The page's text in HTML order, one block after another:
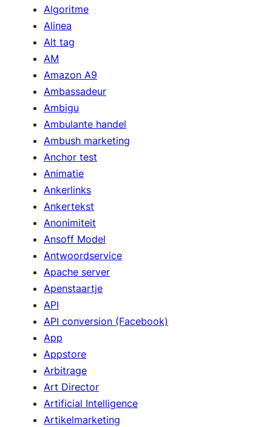
Algoritme
Alinea
Alt tag
AM
Amazon A9
Ambassadeur
Ambigu
Ambulante handel
Ambush marketing
Anchor test
Animatie
Ankerlinks
Ankertekst
Anonimiteit
Ansoff Model
Antwoordservice
Apache server
Apenstaartje
API
API conversion (Facebook)
App
Appstore
Arbitrage
Art Director
Artificial Intelligence
Artikelmarketing